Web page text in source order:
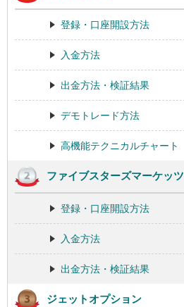
登録・口座開設方法
入金方法
出金方法・検証結果
デモトレード方法
高機能テクニカルチャート
ファイブスターズマーケッツ
登録・口座開設方法
入金方法
出金方法・検証結果
ジェットオプション